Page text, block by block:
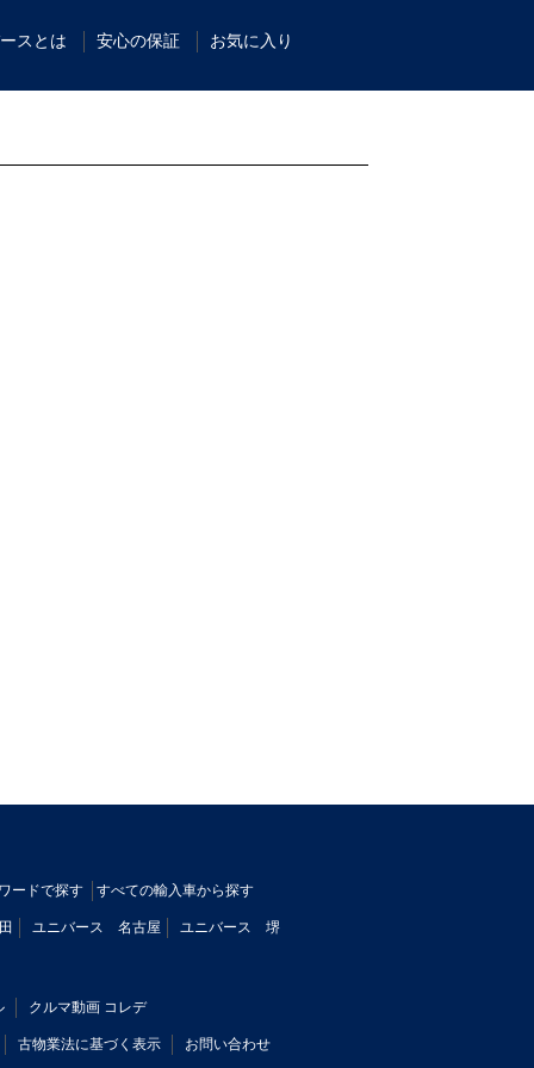
スとは 安心の保証 お気に入り
ードで探す すべての輸入車から探す
ユニバース 名古屋 ユニバース 堺
クルマ動画 コレデ
古物業法に基づく表示 お問い合わせ